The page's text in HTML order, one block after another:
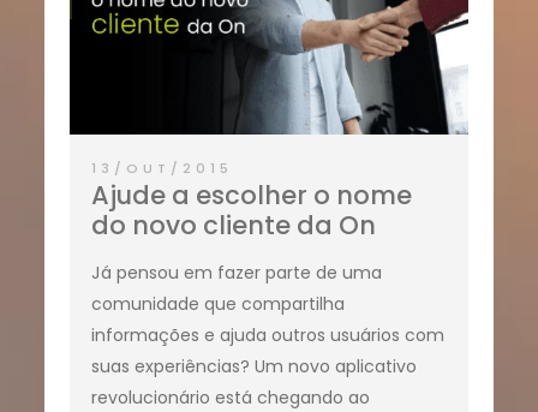
13/OUT/2015
Ajude a escolher o nome
do novo cliente da On
Já pensou em fazer parte de uma
comunidade que compartilha
informações e ajuda outros usuários com
suas experiências? Um novo aplicativo
revolucionário está chegando ao